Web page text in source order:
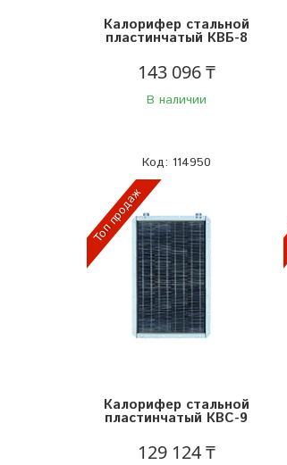
Калорифер стальной
пластинчатый КВБ-8
143 096 ₸
В наличии
114950
Топ продаж
Калорифер стальной
пластинчатый КВС-9
129 124 ₸